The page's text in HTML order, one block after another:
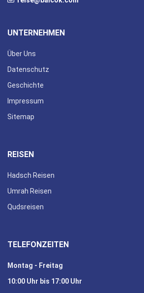
UNTERNEHMEN
Über Uns
Datenschutz
Geschichte
Impressum
Sitemap
REISEN
Hadsch Reisen
Umrah Reisen
Qudsreisen
TELEFONZEITEN
Montag - Freitag
10:00 Uhr bis 17:00 Uhr